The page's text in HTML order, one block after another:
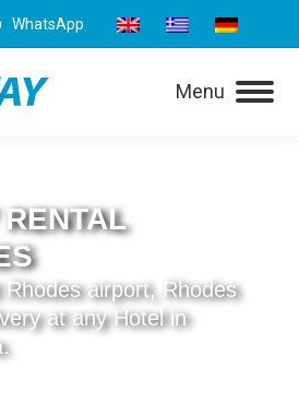
WhatsApp
Menu
RENTAL
Rhodes airport, Rhodes
at any Hotel in